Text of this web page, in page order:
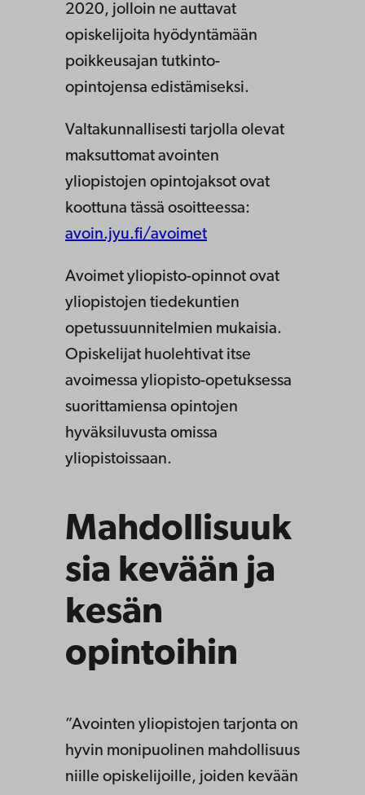
2020, jolloin ne auttavat
opiskelijoita hyödyntämään
poikkeusajan tutkinto-
opintojensa edistämiseksi.
Valtakunnallisesti tarjolla olevat
maksuttomat avointen
yliopistojen opintojaksot ovat
koottuna tässä osoitteessa:
avoin.jyu.fi/avoimet
Avoimet yliopisto-opinnot ovat
yliopistojen tiedekuntien
opetussuunnitelmien mukaisia.
Opiskelijat huolehtivat itse
avoimessa yliopisto-opetuksessa
suorittamiensa opintojen
hyväksiluvusta omissa
yliopistoissaan.
Mahdollisuuk
sia kevään ja
kesän
opintoihin
”Avointen yliopistojen tarjonta on
hyvin monipuolinen mahdollisuus
niille opiskelijoille, joiden kevään